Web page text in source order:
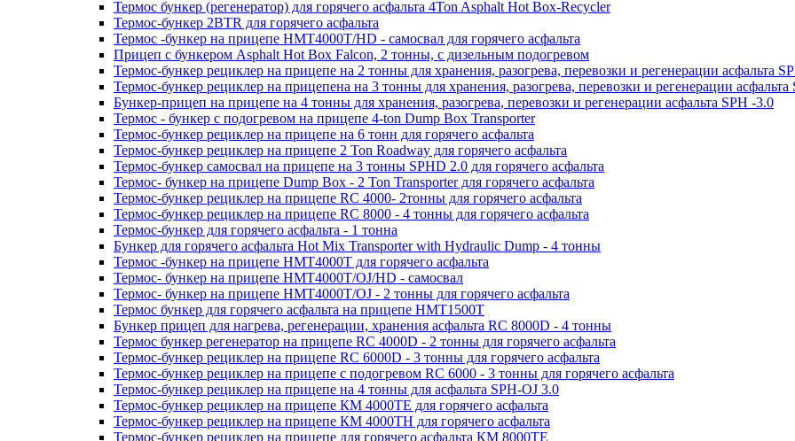
Термос бункер (регенератор) для горячего асфальта 4Ton Asphalt Hot Box-Recycler
Термос-бункер 2BTR для горячего асфальта
Термос -бункер на прицепе HMT4000T/HD - самосвал для горячего асфальта
Прицеп с бункером Asphalt Hot Box Falcon, 2 тонны, с дизельным подогревом
Термос-бункер рециклер на прицепе на 2 тонны для хранения, разогрева, перевозки и регенерации асфальта
Термос-бункер рециклер на прицепена на 3 тонны для хранения, разогрева, перевозки и регенерации асфальта
Бункер-прицеп на прицепе на 4 тонны для хранения, разогрева, перевозки и регенерации асфальта SPH -3.0
Термос - бункер с подогревом на прицепе 4-ton Dump Box Transporter
Термос-бункер рециклер на прицепе на 6 тонн для горячего асфальта
Термос-бункер рециклер на прицепе 2 Ton Roadway для горячего асфальта
Термос-бункер самосвал на прицепе на 3 тонны SPHD 2.0 для горячего асфальта
Термос- бункер на прицепе Dump Box - 2 Ton Transporter для горячего асфальта
Термос-бункер рециклер на прицепе RC 4000- 2тонны для горячего асфальта
Термос-бункер рециклер на прицепе RC 8000 - 4 тонны для горячего асфальта
Термос-бункер для горячего асфальта - 1 тонна
Бункер для горячего асфальта Hot Mix Transporter with Hydraulic Dump - 4 тонны
Термос -бункер на прицепе HMT4000T для горячего асфальта
Термос- бункер на прицепе HMT4000T/OJ/HD - самосвал
Термос- бункер на прицепе HMT4000T/OJ - 2 тонны для горячего асфальта
Термос бункер для горячего асфальта на прицепе HMT1500T
Бункер прицеп для нагрева, регенерации, хранения асфальта RC 8000D - 4 тонны
Термос бункер регенератор на прицепе RC 4000D - 2 тонны для горячего асфальта
Термос-бункер рециклер на прицепе RC 6000D - 3 тонны для горячего асфальта
Термос-бункер рециклер на прицепе с подогревом RC 6000 - 3 тонны для горячего асфальта
Термос-бункер рециклер на прицепе на 4 тонны для асфальта SPH-OJ 3.0
Термос-бункер рециклер на прицепе КМ 4000ТЕ для горячего асфальта
Термос-бункер рециклер на прицепе КМ 4000ТН для горячего асфальта
Термос-бункер рециклер на прицепе для горячего асфальта КМ 8000ТЕ